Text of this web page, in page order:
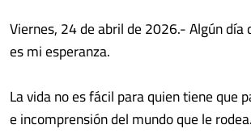
Viernes, 24 de abril de 2026.- Algún día
es mi esperanza.
La vida no es fácil para quien tiene que
e incomprensión del mundo que le rodea.